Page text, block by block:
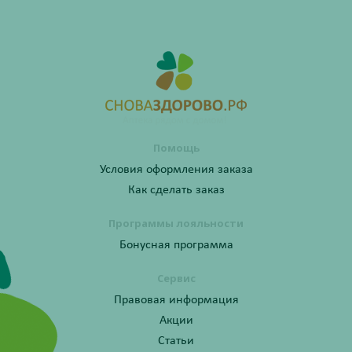
Помощь
Условия оформления заказа
Как сделать заказ
Программы лояльности
Бонусная программа
Сервис
Правовая информация
Акции
Статьи